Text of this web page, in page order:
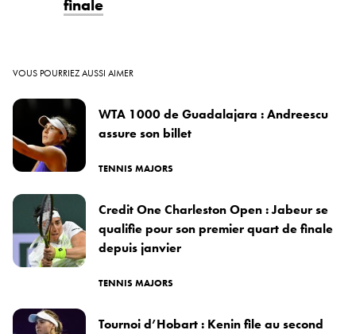
finale
VOUS POURRIEZ AUSSI AIMER
WTA 1000 de Guadalajara : Andreescu
assure son billet
TENNIS MAJORS
Credit One Charleston Open : Jabeur se
qualifie pour son premier quart de finale
depuis janvier
TENNIS MAJORS
Tournoi d’Hobart : Kenin file au second